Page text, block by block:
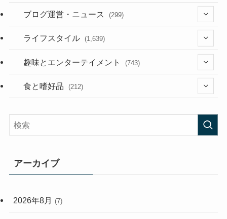
(36)
(187)
ブログ運営・ニュース (299)
(118)
(181)
ライフスタイル (1,639)
(394)
(282)
(33)
(248)
趣味とエンターテイメント (743)
(56)
食と嗜好品 (212)
アーカイブ
2026年8月 (7)